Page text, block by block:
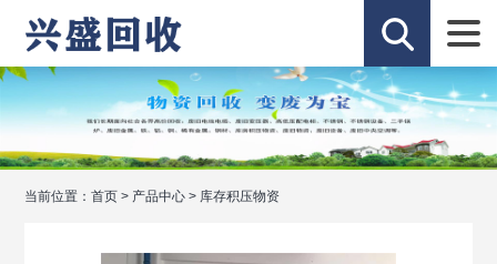
当前位置：首页 > 产品中心 > 库存积压物资